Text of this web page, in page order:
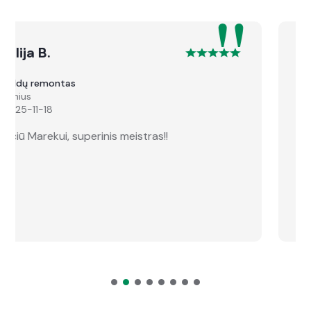
Oksana A.
Elektros instaliacija
2025-11-09
Labai greitai ir kokybiškai atlikta konsultacija!